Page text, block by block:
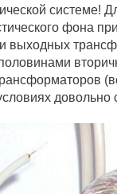
системе!
фона
и выходных